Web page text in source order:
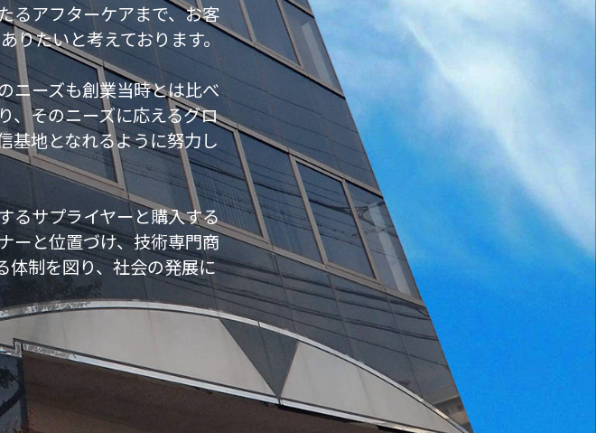
るアフターケアまで、お客
りたいと考えております。
ニーズも創業当時とは比べ
、そのニーズに応えるグロ
基地となれるように努力し
サプライヤーと購入する
ーと位置づけ、技術専門商
体制を図り、社会の発展に